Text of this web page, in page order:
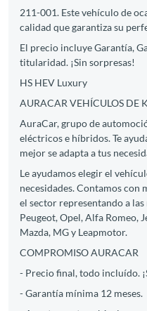
211-001. Este vehículo de
calidad que garantiza su
El precio incluye Garantía,
titularidad. ¡Sin sorpresas!
HS HEV Luxury
AURACAR VEHÍCULOS DE
AuraCar, grupo de
eléctricos e híbridos. Te
mejor se adapta a tus
Le ayudamos elegir el
necesidades. Contamos con
el sector representando a
Peugeot, Opel, Alfa Romeo,
Mazda, MG y Leapmotor.
COMPROMISO AURACAR
- Precio final, todo incluído.
- Garantía mínima 12 meses.